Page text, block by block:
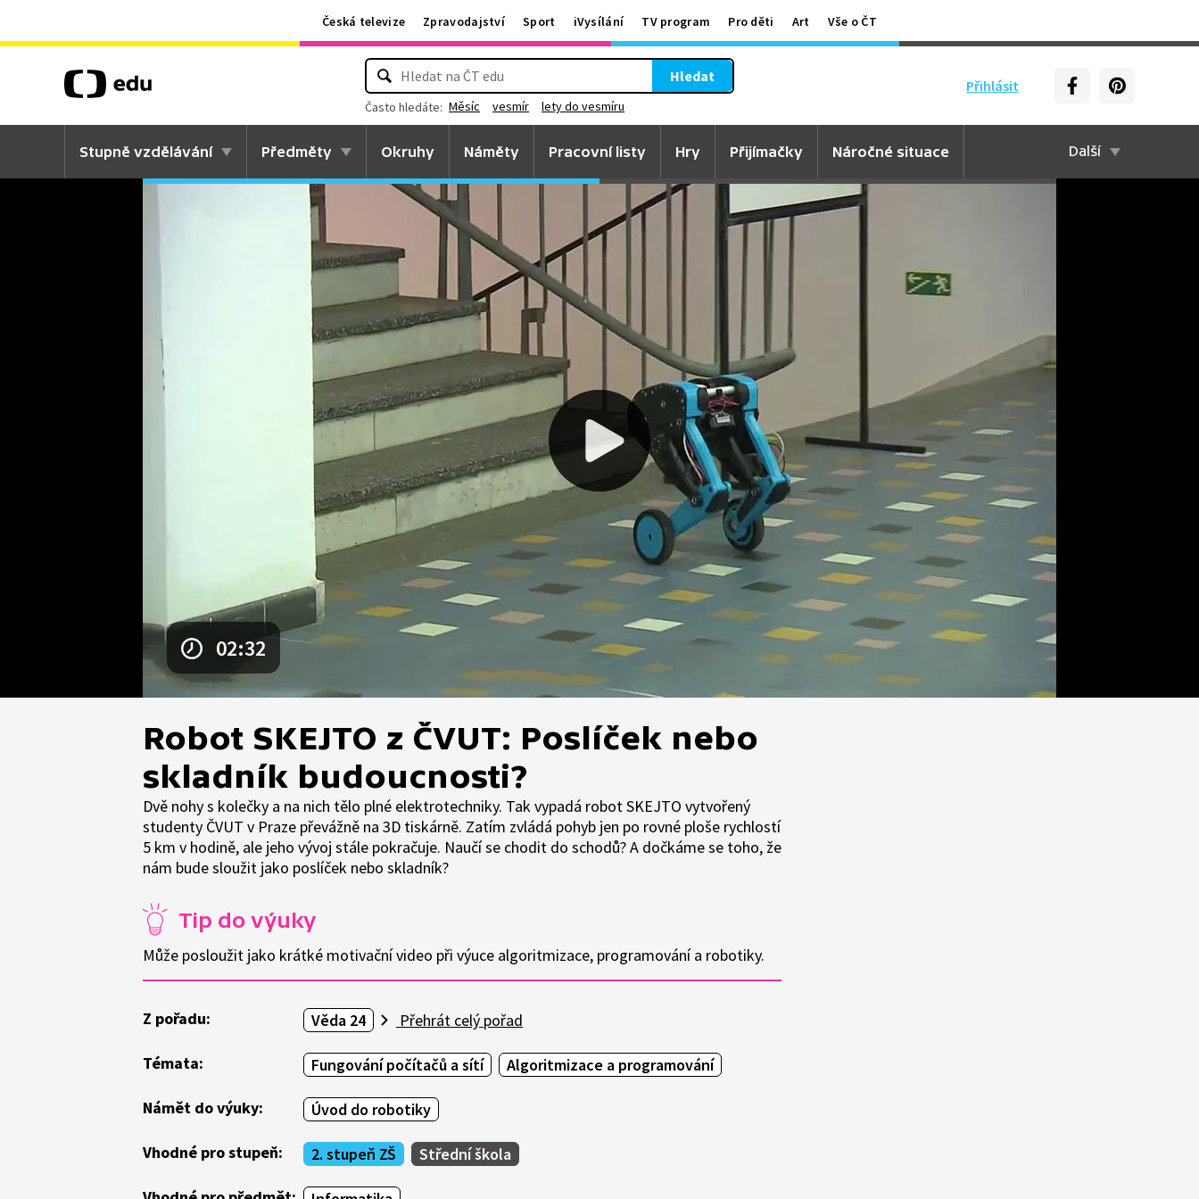
Česká televize Zpravodajství Sport iVysílání TV program Pro děti Art Vše o ČT
Přihlásit
Hledat
Často hledáte: Měsíc vesmír lety do vesmíru
Stupně vzdělávání Předměty Okruhy Náměty Pracovní listy Hry Přijímačky Náročné situace Další
02:32
Robot SKEJTO z ČVUT: Poslíček nebo
skladník budoucnosti?
Dvě nohy s kolečky a na nich tělo plné elektrotechniky. Tak vypadá robot SKEJTO vytvořený
studenty ČVUT v Praze převážně na 3D tiskárně. Zatím zvládá pohyb jen po rovné ploše rychlostí
5 km v hodině, ale jeho vývoj stále pokračuje. Naučí se chodit do schodů? A dočkáme se toho, že
nám bude sloužit jako poslíček nebo skladník?
Tip do výuky
Může posloužit jako krátké motivační video při výuce algoritmizace, programování a robotiky.
Z pořadu: Věda 24 Přehrát celý pořad
Témata: Fungování počítačů a sítí Algoritmizace a programování
Námět do výuky: Úvod do robotiky
Vhodné pro stupeň: 2. stupeň ZŠ Střední škola